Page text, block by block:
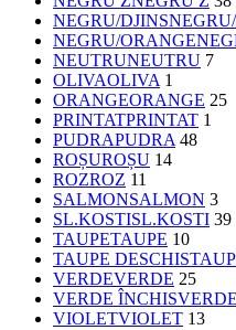
NEGRU/DJINS
NEGRU/ORANGE
NEUTRUNEUTRU 7
OLIVAOLIVA 1
ORANGEORANGE 25
PRINTATPRINTAT 1
PUDRAPUDRA 48
ROȘUROȘU 14
ROZROZ 11
SALMONSALMON 3
SL.KOSTISL.KOSTI 39
TAUPETAUPE 10
TAUPE DESCHIS
VERDEVERDE 25
VERDE ÎNCHIS
VIOLETVIOLET 13